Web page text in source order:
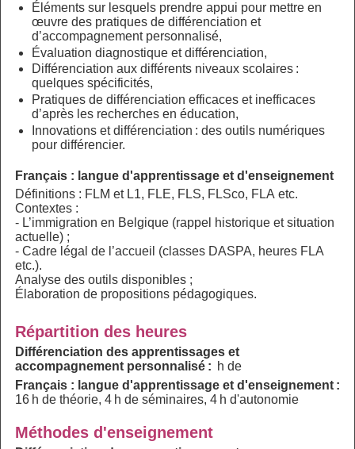
Éléments sur lesquels prendre appui pour mettre en
œuvre des pratiques de différenciation et
d’accompagnement personnalisé,
Évaluation diagnostique et différenciation,
Différenciation aux différents niveaux scolaires :
quelques spécificités,
Pratiques de différenciation efficaces et inefficaces
d’après les recherches en éducation,
Innovations et différenciation : des outils numériques
pour différencier.
Français : langue d'apprentissage et d'enseignement
Définitions : FLM et L1, FLE, FLS, FLSco, FLA etc.
Contextes :
- L’immigration en Belgique (rappel historique et situation
actuelle) ;
- Cadre légal de l’accueil (classes DASPA, heures FLA
etc.).
Analyse des outils disponibles ;
Élaboration de propositions pédagogiques.
Répartition des heures
Différenciation des apprentissages et
accompagnement personnalisé : h de
Français : langue d'apprentissage et d'enseignement :
16 h de théorie, 4 h de séminaires, 4 h d'autonomie
Méthodes d'enseignement